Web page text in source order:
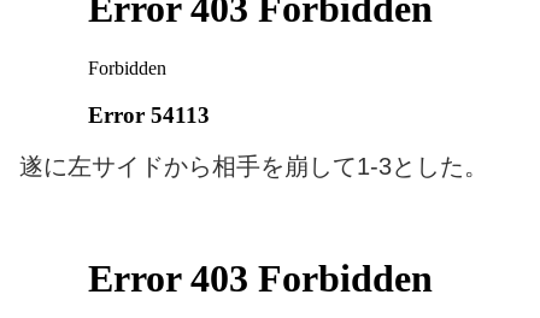
遂に左サイドから相手を崩して1-3とした。